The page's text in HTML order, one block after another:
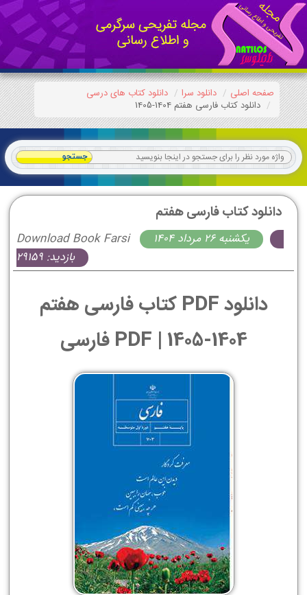
صفحه اصلی دانلود سرا
دانلود کتاب های درسی
دانلود کتاب فارسی هفتم 1404-1405
دانلود کتاب فارسی هفتم
Download Book Farsi
يكشنبه 26 مرداد 1404
بازدید: 29159
دانلود PDF کتاب فارسی هفتم
1404-1405 | PDF فارسی